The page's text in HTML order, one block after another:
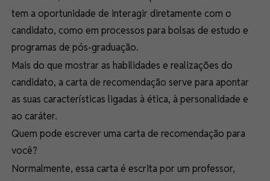
tem a oportunidade de interagir diretamente com o
candidato, como em processos para bolsas de estudo e
programas de pós-graduação.
Mais do que mostrar as habilidades e realizações do
candidato, a carta de recomendação serve para apontar
as suas características ligadas à ética, à personalidade e
ao caráter.
Quem pode escrever uma carta de recomendação para
você?
Normalmente, essa carta é escrita por um professor,